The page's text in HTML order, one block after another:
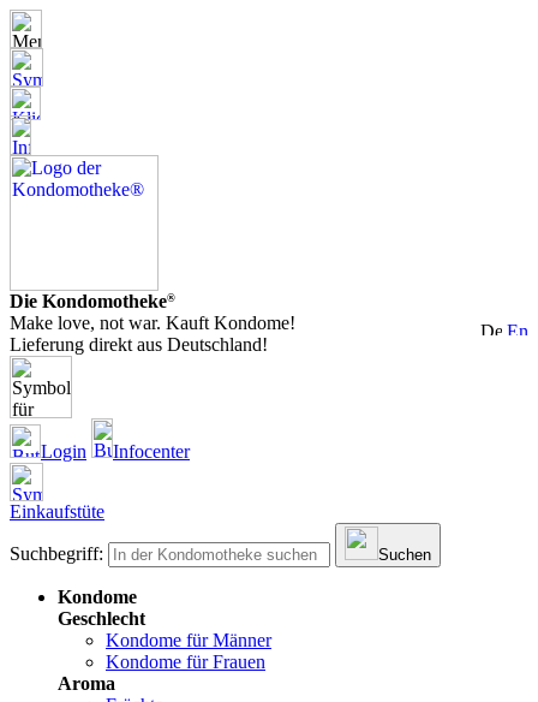
Die Kondomotheke®
Make love, not war. Kauft Kondome!
Lieferung direkt aus Deutschland!
Login Infocenter
Einkaufstüte
Suchbegriff: Suchen
Kondome
Geschlecht
Kondome für Männer
Kondome für Frauen
Aroma